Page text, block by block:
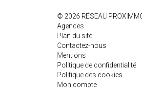
© 2026 RÉSEAU
Agences
Plan du site
Contactez-nous
Mentions
Politique de confidentialité
Politique des cookies
Mon compte